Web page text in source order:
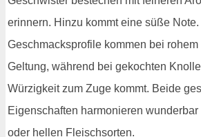
erinnern. Hinzu kommt eine süße
Geschmacksprofile kommen bei
Geltung, während bei gekochten
Würzigkeit zum Zuge kommt. Beide
Eigenschaften harmonieren
oder hellen Fleischsorten.